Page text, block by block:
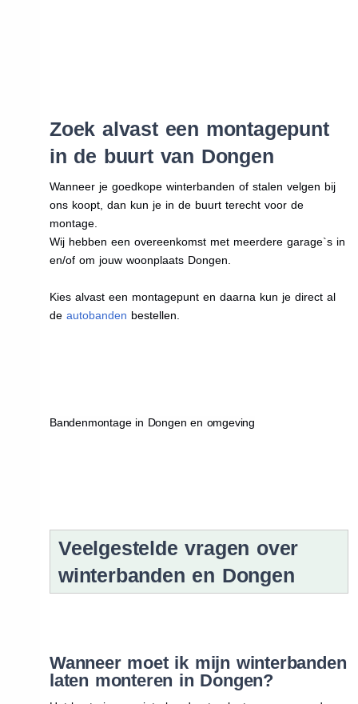
Zoek alvast een montagepunt
in de buurt van Dongen
Wanneer je goedkope winterbanden of stalen velgen bij
ons koopt, dan kun je in de buurt terecht voor de
montage.
Wij hebben een overeenkomst met meerdere garage`s in
en/of om jouw woonplaats Dongen.
Kies alvast een montagepunt en daarna kun je direct al
de autobanden bestellen.
Bandenmontage in Dongen en omgeving
Veelgestelde vragen over
winterbanden en Dongen
Wanneer moet ik mijn winterbanden
laten monteren in Dongen?